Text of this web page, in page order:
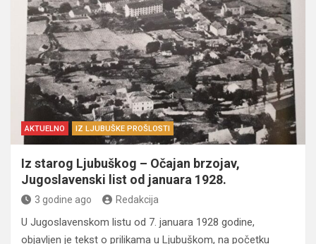
AKTUELNO IZ LJUBUŠKE PROŠLOSTI
Iz starog Ljubuškog – Očajan brzojav,
Jugoslavenski list od januara 1928.
3 godine ago Redakcija
U Jugoslavenskom listu od 7. januara 1928 godine,
objavljen je tekst o prilikama u Ljubuškom, na početku